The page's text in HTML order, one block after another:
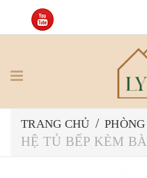
TRANG CHỦ /
HỆ TỦ BẾP KÈM